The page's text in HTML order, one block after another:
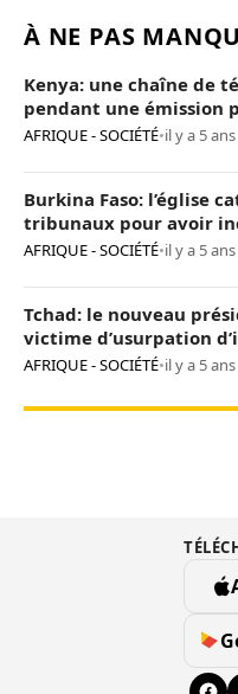
À NE PAS
Kenya: une chaîne de
pendant une émission
AFRIQUE - SOCIÉTÉ•il y a 5 ans
Burkina Faso: l’église
tribunaux pour avoir
AFRIQUE - SOCIÉTÉ•il y a 5 ans
Tchad: le nouveau
victime d’usurpation
AFRIQUE - SOCIÉTÉ•il y a 5 ans